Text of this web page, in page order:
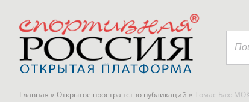
Главная » Открытое пространство публикаций » Томас Бах: